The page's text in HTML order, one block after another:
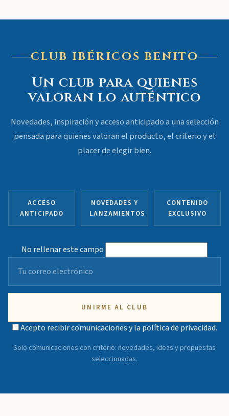
CLUB IBÉRICOS BENITO
Un club para quienes
valoran lo auténtico
Novedades, inspiración y acceso anticipado a una selección
pensada para quienes valoran el producto, el criterio y el
placer de elegir bien.
ACCESO
ANTICIPADO
NOVEDADES Y
LANZAMIENTOS
CONTENIDO
EXCLUSIVO
No rellenar este campo
UNIRME AL CLUB
Acepto recibir comunicaciones y la política de privacidad.
Solo comunicaciones con criterio: novedades, ideas y propuestas
seleccionadas.